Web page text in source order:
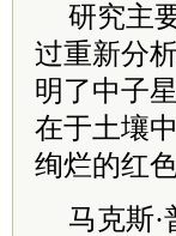
研究主
过重新分
明了中子
在于土壤
绚烂的红色
马克斯·